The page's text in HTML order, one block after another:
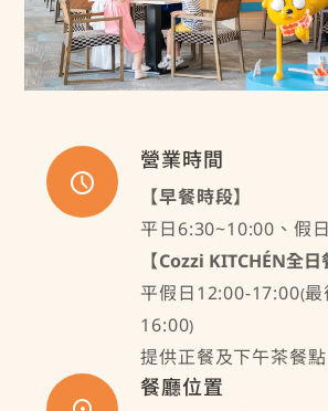
營業時間
【早餐時段】
平日6:30~10:00、假
【Cozzi KITCHÉN全日
平假日12:00-17:00(最
16:00)
提供正餐及下午茶餐點
餐廳位置